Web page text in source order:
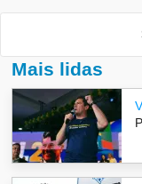
Mais lidas